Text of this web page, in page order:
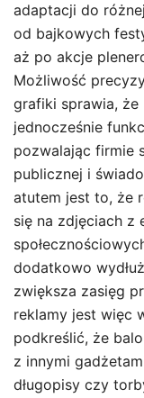
adaptacji do
od bajkowych
aż po akcje
Możliwość
grafiki sprawia, że
jednocześnie
pozwalając firmie
publicznej i
atutem jest to, że
się na zdjęciach z
dodatkowo
zwiększa zasięg
reklamy jest więc
podkreślić, że
z innymi
długopisy czy